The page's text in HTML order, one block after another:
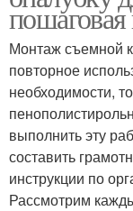
Ленточный
Монтаж съемной
повторное
необходимости,
выполнить эту
составить
инструкции по
Рассмотрим